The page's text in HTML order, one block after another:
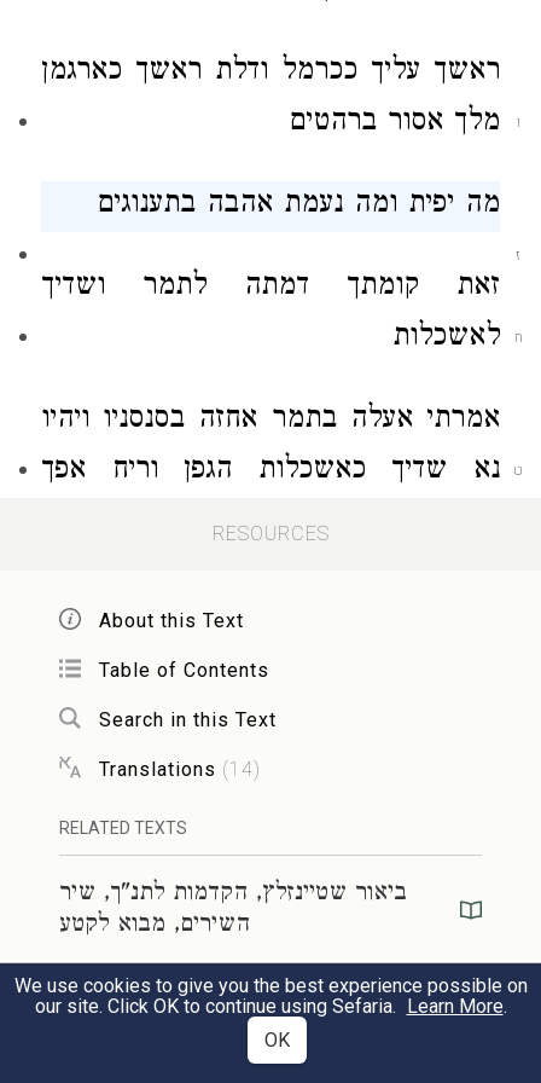
ו
ראשך עליך ככרמל ודלת ראשך כארגמן
מלך אסור ברהטים
ז
מה יפית ומה נעמת אהבה בתענוגים
ח
זאת קומתך דמתה לתמר ושדיך
לאשכלות
ט
אמרתי אעלה בתמר אחזה בסנסניו ויהיו
נא שדיך כאשכלות הגפן וריח אפך
וחכך כיין הטוב הולך לדודי למישרים
אני לדודי ועלי תשוקתו
לכה דודי נצא השדה נלינה בכפרים
נשכימה לכרמים נראה אם פרחה הגפן
פתח הסמדר הנצו הרמונים שם אתן את
דדי לך
RESOURCES
About this Text
Table of Contents
Search in this Text
Translations (14)
RELATED TEXTS
ביאור שטיינזלץ, הקדמות לתנ"ך, שיר
השירים, מבוא לקטע
ביאור שטיינזלץ, הקדמות לתנ"ך, שיר
השירים, הקדמה לספר
We use cookies to give you the best experience possible on
our site. Click OK to continue using Sefaria. Learn More.
OK